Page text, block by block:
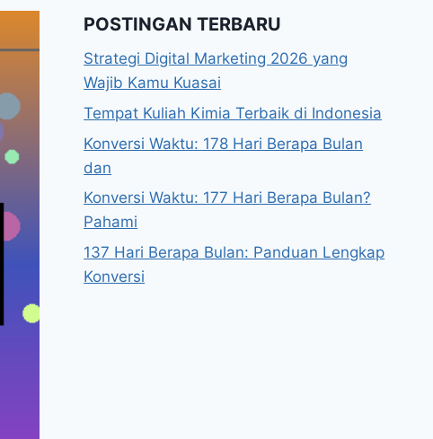
POSTINGAN TERBARU
Strategi Digital Marketing 2026 yang
Wajib Kamu Kuasai
Tempat Kuliah Kimia Terbaik di Indonesia
Konversi Waktu: 178 Hari Berapa Bulan
dan
Konversi Waktu: 177 Hari Berapa Bulan?
Pahami
137 Hari Berapa Bulan: Panduan Lengkap
Konversi